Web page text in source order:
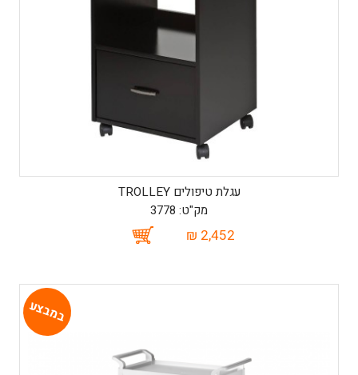
עגלת טיפולים TROLLEY
מק"ט: 3778
2,452 ₪
במבצע